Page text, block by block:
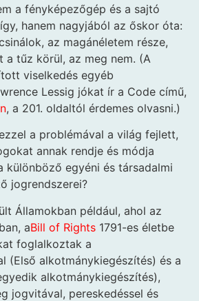
a fényképezőgép és a sajtó
hanem nagyjából az őskor óta:
az magánéletem része,
a tűz körül, az meg nem. (A
viselkedés egyéb
Lessig jókat ír a Code című,
, a 201. oldaltól érdemes olvasni.)
a problémával a világ fejlett,
annak rendje és módja
különböző egyéni és társadalmi
jogrendszerei?
Államokban például, ahol az
aBill of Rights 1791-es életbe
foglalkoztak a
(Első alkotmánykiegészítés) és a
alkotmánykiegészítés),
jogvitával, pereskedéssel és